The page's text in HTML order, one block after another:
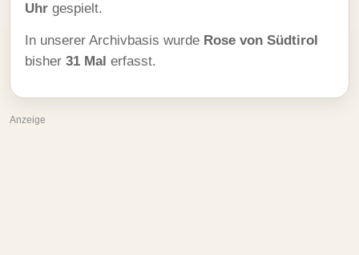
Uhr gespielt.
In unserer Archivbasis wurde Rose von Südtirol
bisher 31 Mal erfasst.
Anzeige